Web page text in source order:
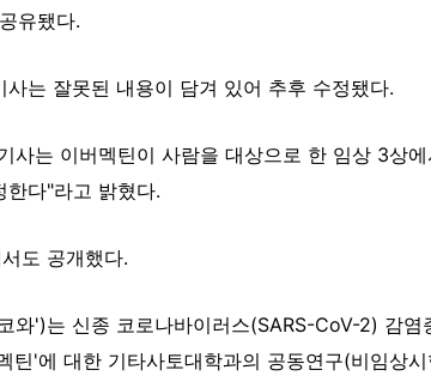
유됐다.
는 잘못된 내용이 담겨 있어 추후 수정됐다.
사는 이버멕틴이 사람을 대상으로 한 임상 3상
다"라고 밝혔다.
도 공개했다.
와')는 신종 코로나바이러스(SARS-CoV-2) 감
틴'에 대한 기타사토대학과의 공동연구(비임상